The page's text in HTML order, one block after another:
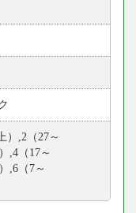
）,2（27～
,4（17～
,6（7～